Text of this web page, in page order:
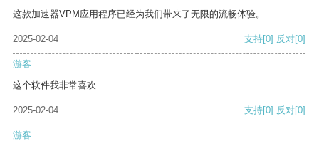
这款加速器VPM应用程序已经为我们带来了无限的流畅体验。
2025-02-04 支持[0] 反对[0]
游客
这个软件我非常喜欢
2025-02-04 支持[0] 反对[0]
游客